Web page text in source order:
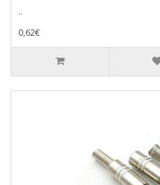
..
0,62€